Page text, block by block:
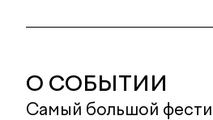
О СОБЫТИИ
Самый большой